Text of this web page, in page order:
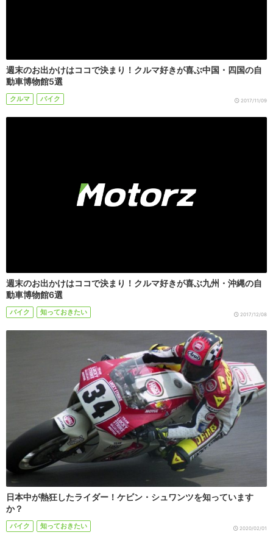
週末のお出かけはココで決まり！クルマ好きが喜ぶ中国・四国の自
動車博物館5選
クルマ バイク 2017/11/09
週末のお出かけはココで決まり！クルマ好きが喜ぶ九州・沖縄の自
動車博物館6選
バイク 知っておきたい 2017/12/08
日本中が熱狂したライダー！ケビン・シュワンツを知っています
か？
バイク 知っておきたい 2020/02/01